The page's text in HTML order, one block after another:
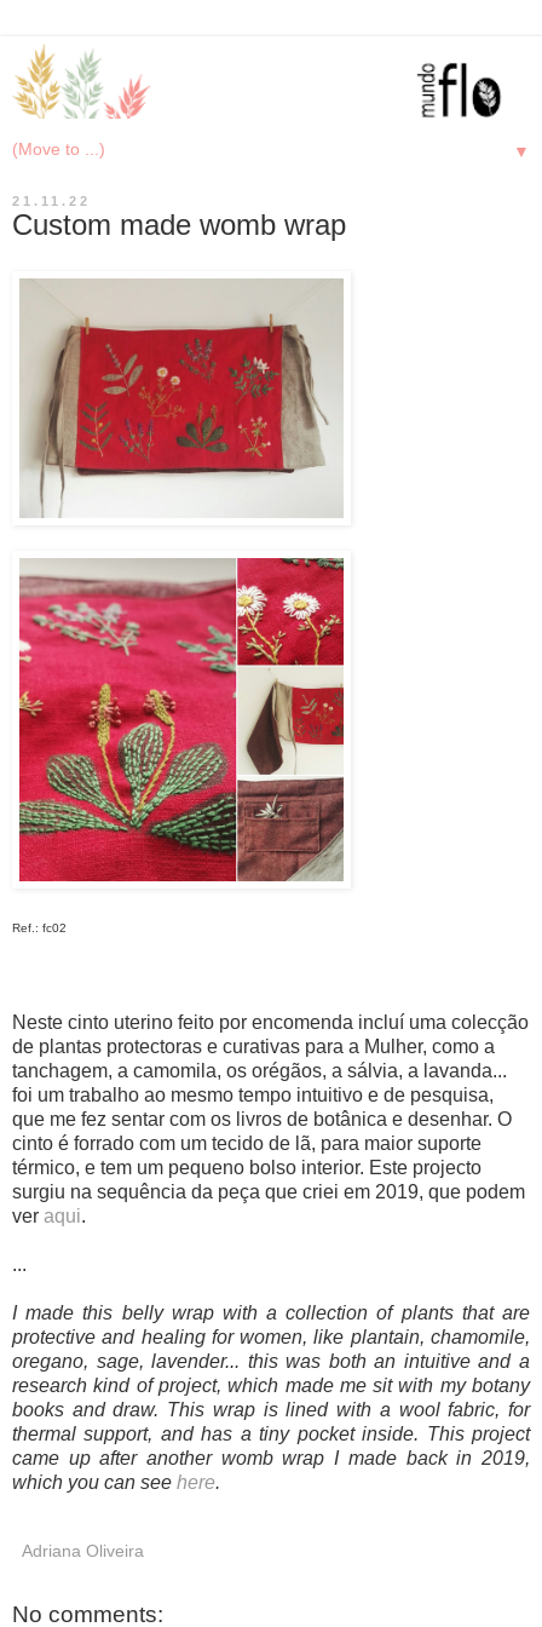
▼
21.11.22
Custom made womb wrap
Ref.: fc02
Neste cinto uterino feito por encomenda incluí uma colecção
de plantas protectoras e curativas para a Mulher, como a
tanchagem, a camomila, os orégãos, a sálvia, a lavanda...
foi um trabalho ao mesmo tempo intuitivo e de pesquisa,
que me fez sentar com os livros de botânica e desenhar. O
cinto é forrado com um tecido de lã, para maior suporte
térmico, e tem um pequeno bolso interior. Este projecto
surgiu na sequência da peça que criei em 2019, que podem
ver aqui.
...
I made this belly wrap with a collection of plants that are
protective and healing for women, like plantain, chamomile,
oregano, sage, lavender... this was both an intuitive and a
research kind of project, which made me sit with my botany
books and draw. This wrap is lined with a wool fabric, for
thermal support, and has a tiny pocket inside. This project
came up after another womb wrap I made back in 2019,
which you can see here.
Adriana Oliveira
No comments: